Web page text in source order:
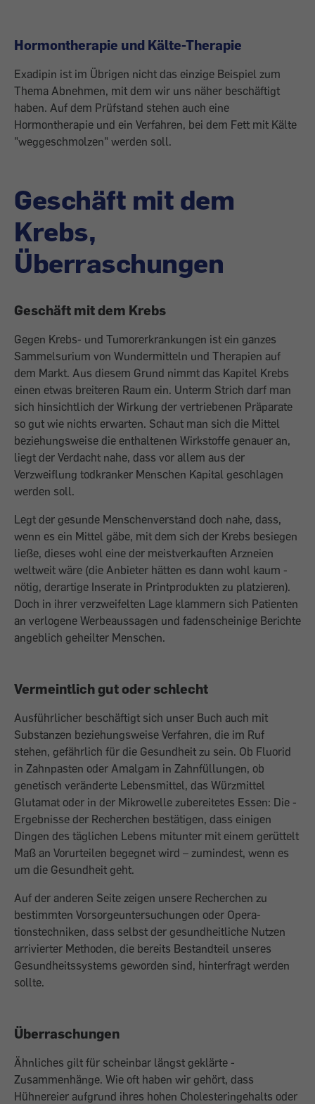
Hormontherapie und Kälte-Therapie
Exadipin ist im Übrigen nicht das einzige Beispiel zum
Thema Abnehmen, mit dem wir uns näher beschäftigt
haben. Auf dem Prüfstand stehen auch eine
Hormontherapie und ein Verfahren, bei dem Fett mit Kälte
"weggeschmolzen" werden soll.
Geschäft mit dem
Krebs,
Überraschungen
Geschäft mit dem Krebs
Gegen Krebs- und Tumorerkrankungen ist ein ganzes
Sammelsurium von Wunder­mitteln und Therapien auf
dem Markt. Aus diesem Grund nimmt das Kapitel Krebs
einen etwas breiteren Raum ein. Unterm Strich darf man
sich hinsichtlich der Wirkung der vertriebenen Präparate
so gut wie nichts ­erwarten. Schaut man sich die Mittel
beziehungsweise die enthaltenen Wirkstoffe ­genauer an,
liegt der Verdacht nahe, dass vor allem aus der
Verzweiflung todkranker Menschen Kapital geschlagen
werden soll.
Legt der gesunde Menschenverstand doch nahe, dass,
wenn es ein Mittel gäbe, mit dem sich der Krebs besiegen
ließe, dieses wohl eine der meistverkauften Arzneien
weltweit wäre (die Anbieter hätten es dann wohl kaum ­
nötig, derartige Inserate in Printprodukten zu platzieren).
Doch in ihrer verzweifelten Lage klammern sich Patienten
an verlogene Werbeaussagen und fadenscheinige Berichte
angeblich geheilter Menschen.
Vermeintlich gut oder schlecht
Ausführlicher beschäftigt sich unser Buch auch mit
Substanzen beziehungsweise Verfahren, die im Ruf
stehen, gefährlich für die Gesundheit zu sein. Ob Fluorid
in Zahnpasten oder Amalgam in Zahnfüllungen, ob
genetisch veränderte Lebensmittel, das Würz­mittel
Glutamat oder in der Mikrowelle zuberei­tetes Essen: Die ­
Ergebnisse der Recherchen bestätigen, dass einigen
Dingen des täglichen Lebens mitunter mit einem gerüttelt
Maß an Vor­urteilen ­be­gegnet wird – zumindest, wenn es
um die Gesundheit geht.
Auf der anderen Seite ­zeigen unsere Recherchen zu
bestimmten Vorsorgeuntersuchungen oder Opera­
tionstechniken, dass selbst der ge­sundheitliche Nutzen
arrivierter Methoden, die bereits ­Bestandteil unseres
Gesundheitssystems ­geworden sind, hinterfragt werden
sollte.
Überraschungen
Ähnliches gilt für scheinbar längst geklärte ­
Zusammenhänge. Wie oft haben wir gehört, dass
Hühnereier aufgrund ihres hohen Choles­teringehalts oder